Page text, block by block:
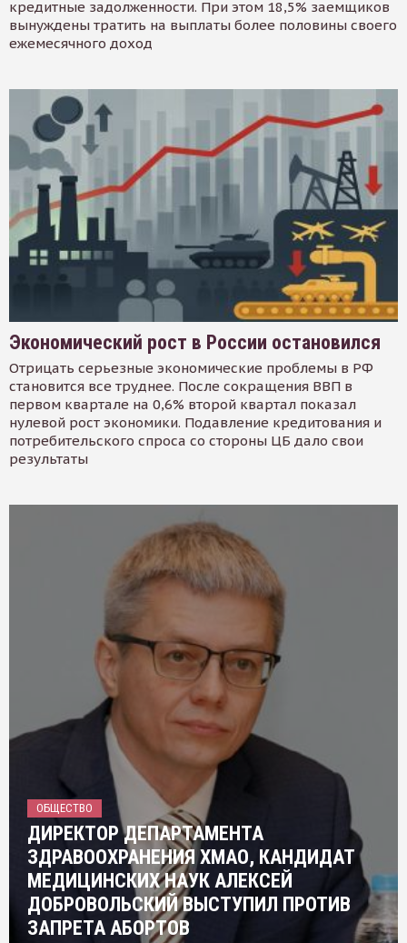
кредитные задолженности. При этом 18,5% заемщиков
вынуждены тратить на выплаты более половины своего
ежемесячного доход
Экономический рост в России остановился
Отрицать серьезные экономические проблемы в РФ
становится все труднее. После сокращения ВВП в
первом квартале на 0,6% второй квартал показал
нулевой рост экономики. Подавление кредитования и
потребительского спроса со стороны ЦБ дало свои
результаты
ОБЩЕСТВО
ДИРЕКТОР ДЕПАРТАМЕНТА
ЗДРАВООХРАНЕНИЯ ХМАО, КАНДИДАТ
МЕДИЦИНСКИХ НАУК АЛЕКСЕЙ
ДОБРОВОЛЬСКИЙ ВЫСТУПИЛ ПРОТИВ
ЗАПРЕТА АБОРТОВ